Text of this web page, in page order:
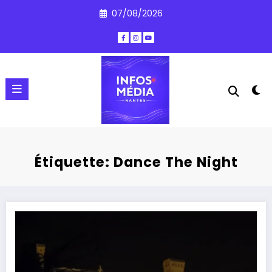
07/08/2026
Étiquette: Dance The Night